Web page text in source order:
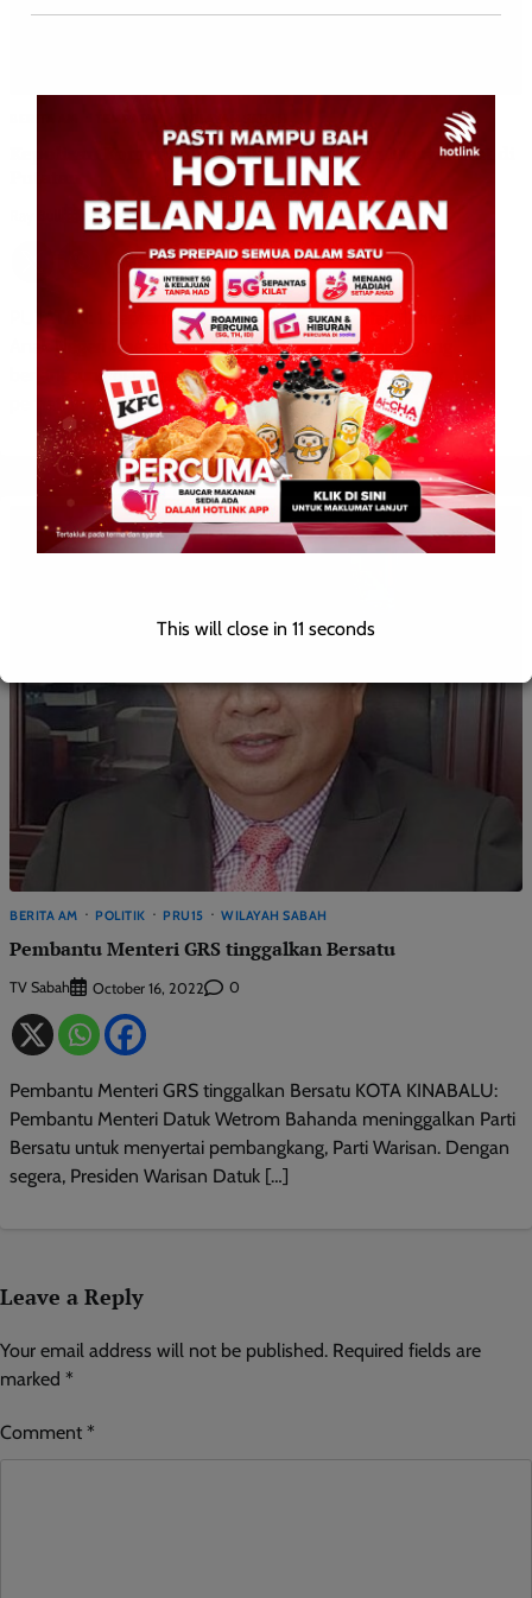
Kepolisan Komuniti Kukuhkan Hubungan Masyarakat di
September 2, 2025
PUTATAN: 1 September 2025 – Program Santai Mahkamah
Anak Negeri Daerah Putatan Bersama Masyarakat yang
berlangsung di Dataran Pomoi hari ini berjaya menarik
perhatian penduduk […]
BERITA AM POLITIK PRU15 WILAYAH SABAH
Pembantu Menteri GRS tinggalkan Bersatu
TV Sabah October 16, 2022 0
Pembantu Menteri GRS tinggalkan Bersatu KOTA KINABALU:
Pembantu Menteri Datuk Wetrom Bahanda meninggalkan Parti
Bersatu untuk menyertai pembangkang, Parti Warisan. Dengan
segera, Presiden Warisan Datuk […]
Leave a Reply
Your email address will not be published. Required fields are
marked *
Comment *
This will close in9 seconds